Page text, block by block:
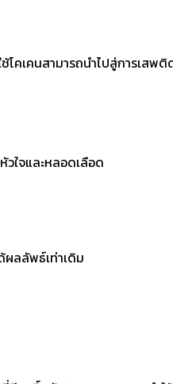
คเคนสามารถนำไปสู่การเสพ
วใจและหลอดเลือด
ผลลัพธ์เท่าเดิม